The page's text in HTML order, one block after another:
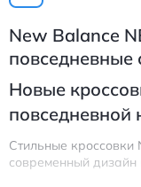
New Balance
повседневные
Новые
повседневной
Стильные кроссовки
современный